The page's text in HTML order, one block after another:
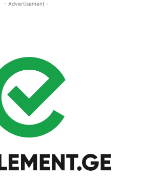
- Advertisement -